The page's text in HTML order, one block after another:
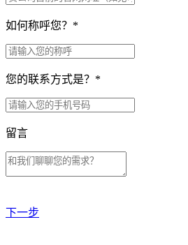
如何称呼您？ *
您的联系方式是？ *
留言
下一步